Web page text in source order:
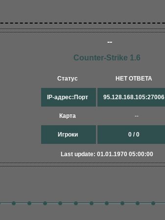
--
Counter-Strike 1.6
Статус
IP-адрес:Порт
Карта
Игроки
НЕТ ОТВЕТА
95.128.168.105:27006
--
0 / 0
Last update: 01.01.1970 05:00:00